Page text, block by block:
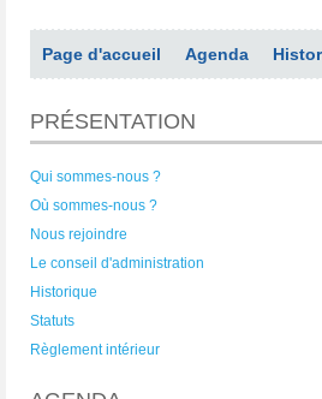
Page d'accueil Agenda
PRÉSENTATION
Qui sommes-nous ?
Où sommes-nous ?
Nous rejoindre
Le conseil d'administration
Historique
Statuts
Règlement intérieur